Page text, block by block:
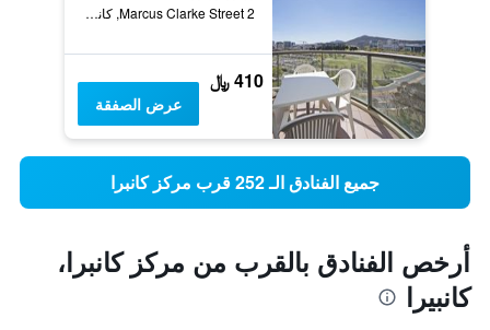
2 Marcus Clarke Street, كانبيرا, ACT, أستراليا
410 ﷼
عرض الصفقة
جميع الفنادق الـ 252 قرب مركز كانبرا
أرخص الفنادق بالقرب من مركز كانبرا،
كانبيرا